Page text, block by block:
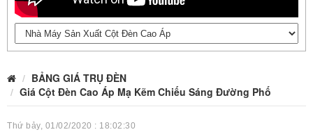
BẢNG GIÁ TRỤ ĐÈN
Giá Cột Đèn Cao Áp Mạ Kẽm Chiếu Sáng Đường Phố
Thứ bảy, 01/02/2020 : 18:02:30